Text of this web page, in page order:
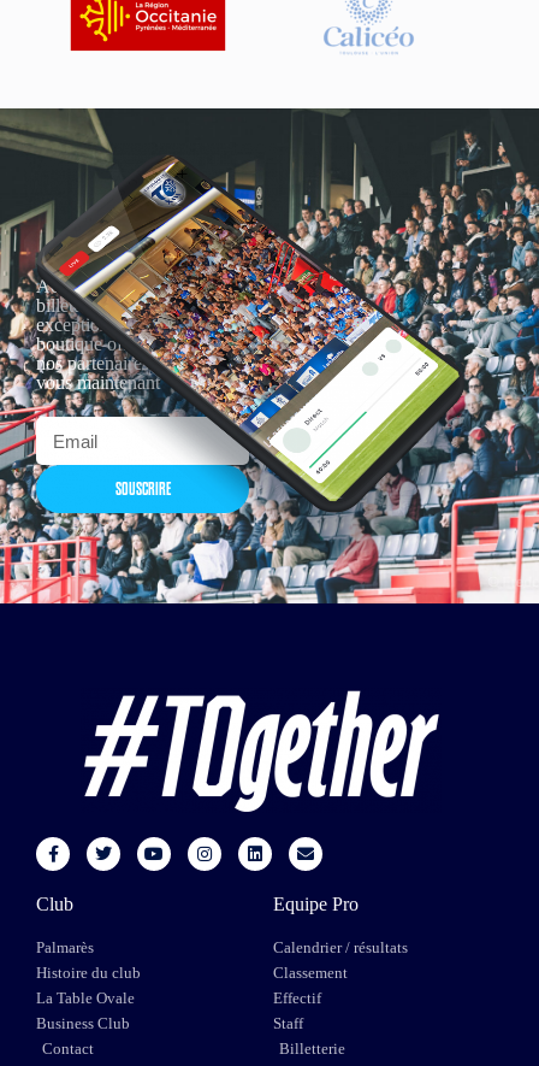
Actualités, nouveautés,
billetterie, remises
exceptionnelles dans la
boutique officielles & chez
nos partenaires… Inscrivez-
vous maintenant
SOUSCRIRE
Club
Palmarès
Histoire du club
La Table Ovale
Business Club
Contact
Equipe Pro
Calendrier / résultats
Classement
Effectif
Staff
Billetterie